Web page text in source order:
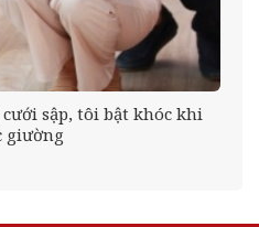
sập, tôi bật khóc khi
giường